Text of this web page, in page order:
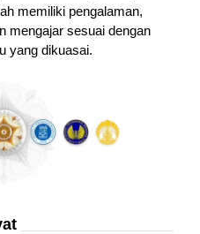
memiliki pengalaman,
mengajar sesuai dengan
yang dikuasai.